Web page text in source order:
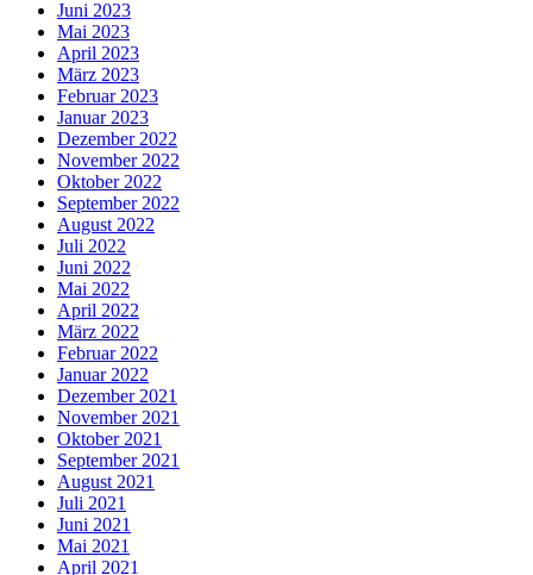
Juni 2023
Mai 2023
April 2023
März 2023
Februar 2023
Januar 2023
Dezember 2022
November 2022
Oktober 2022
September 2022
August 2022
Juli 2022
Juni 2022
Mai 2022
April 2022
März 2022
Februar 2022
Januar 2022
Dezember 2021
November 2021
Oktober 2021
September 2021
August 2021
Juli 2021
Juni 2021
Mai 2021
April 2021